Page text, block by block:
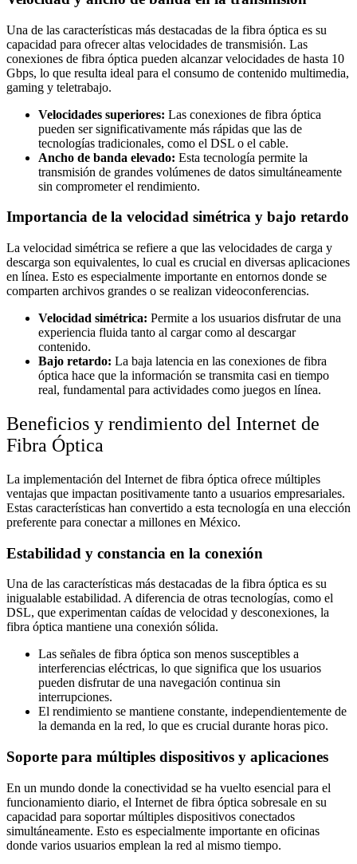
Una de las características más destacadas de la fibra óptica es su
capacidad para ofrecer altas velocidades de transmisión. Las
conexiones de fibra óptica pueden alcanzar velocidades de hasta 10
Gbps, lo que resulta ideal para el consumo de contenido multimedia,
gaming y teletrabajo.
Velocidades superiores: Las conexiones de fibra óptica
pueden ser significativamente más rápidas que las de
tecnologías tradicionales, como el DSL o el cable.
Ancho de banda elevado: Esta tecnología permite la
transmisión de grandes volúmenes de datos simultáneamente
sin comprometer el rendimiento.
Importancia de la velocidad simétrica y bajo retardo
La velocidad simétrica se refiere a que las velocidades de carga y
descarga son equivalentes, lo cual es crucial en diversas aplicaciones
en línea. Esto es especialmente importante en entornos donde se
comparten archivos grandes o se realizan videoconferencias.
Velocidad simétrica: Permite a los usuarios disfrutar de una
experiencia fluida tanto al cargar como al descargar
contenido.
Bajo retardo: La baja latencia en las conexiones de fibra
óptica hace que la información se transmita casi en tiempo
real, fundamental para actividades como juegos en línea.
Beneficios y rendimiento del Internet de
Fibra Óptica
La implementación del Internet de fibra óptica ofrece múltiples
ventajas que impactan positivamente tanto a usuarios empresariales.
Estas características han convertido a esta tecnología en una elección
preferente para conectar a millones en México.
Estabilidad y constancia en la conexión
Una de las características más destacadas de la fibra óptica es su
inigualable estabilidad. A diferencia de otras tecnologías, como el
DSL, que experimentan caídas de velocidad y desconexiones, la
fibra óptica mantiene una conexión sólida.
Las señales de fibra óptica son menos susceptibles a
interferencias eléctricas, lo que significa que los usuarios
pueden disfrutar de una navegación continua sin
interrupciones.
El rendimiento se mantiene constante, independientemente de
la demanda en la red, lo que es crucial durante horas pico.
Soporte para múltiples dispositivos y aplicaciones
En un mundo donde la conectividad se ha vuelto esencial para el
funcionamiento diario, el Internet de fibra óptica sobresale en su
capacidad para soportar múltiples dispositivos conectados
simultáneamente. Esto es especialmente importante en oficinas
donde varios usuarios emplean la red al mismo tiempo.